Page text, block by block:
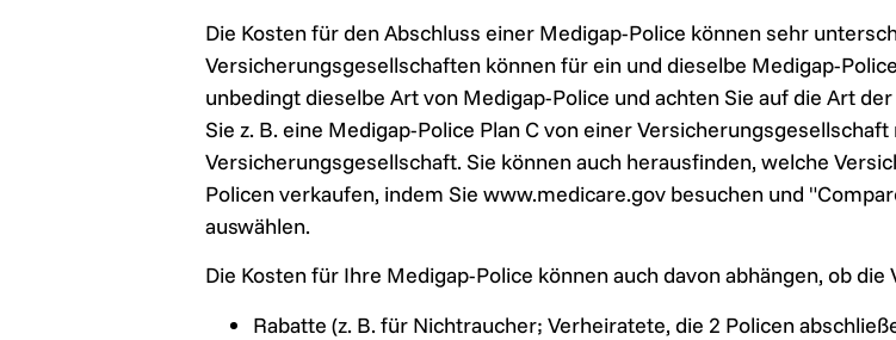
Die Kosten für den Abschluss einer Medigap-Police können sehr
Versicherungsgesellschaften können für ein und dieselbe Medigap-
unbedingt dieselbe Art von Medigap-Police und achten Sie auf die Art
Sie z. B. eine Medigap-Police Plan C von einer
Versicherungsgesellschaft. Sie können auch herausfinden, welche
Policen verkaufen, indem Sie www.medicare.gov besuchen und
auswählen.
Die Kosten für Ihre Medigap-Police können auch davon abhängen, ob
Rabatte (z. B. für Nichtraucher; Verheiratete, die 2 Policen